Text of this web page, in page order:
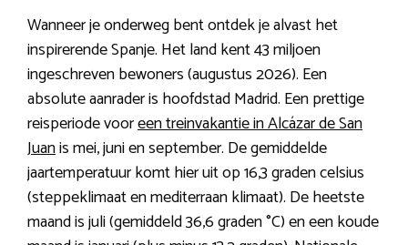
Wanneer je onderweg bent ontdek je alvast het
inspirerende Spanje. Het land kent 43 miljoen
ingeschreven bewoners (augustus 2026). Een
absolute aanrader is hoofdstad Madrid. Een prettige
reisperiode vooreen treinvakantie in Alcázar de San
Juanis mei, juni en september. De gemiddelde
jaartemperatuur komt hier uit op 16,3 graden celsius
(steppeklimaat en mediterraan klimaat). De heetste
maand is juli (gemiddeld 36,6 graden °C) en een koude